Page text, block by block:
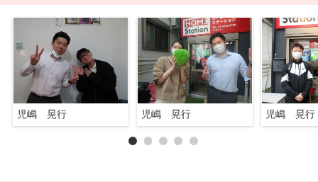
児嶋 晃行 児嶋 晃行 児嶋 晃行